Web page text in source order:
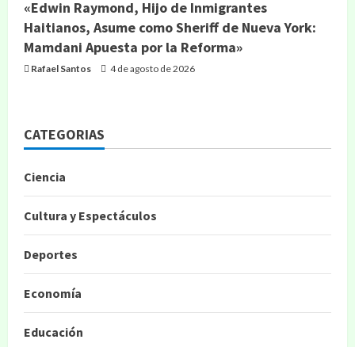
«Edwin Raymond, Hijo de Inmigrantes
Haitianos, Asume como Sheriff de Nueva York:
Mamdani Apuesta por la Reforma»
Rafael Santos 4 de agosto de 2026
CATEGORIAS
Ciencia
Cultura y Espectáculos
Deportes
Economía
Educación